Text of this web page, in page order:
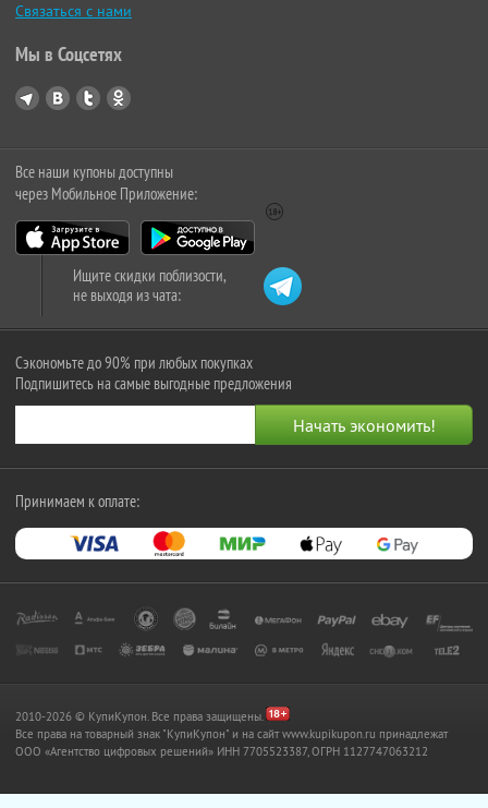
Связаться с нами
Мы в Соцсетях
Все наши купоны доступны
через Мобильное Приложение:
Ищите скидки поблизости,
не выходя из чата:
Сэкономьте до 90% при любых покупках
Подпишитесь на самые выгодные предложения
Принимаем к оплате:
2010-2026 © КупиКупон. Все права защищены.
Все права на товарный знак "КупиКупон" и на сайт www.kupikupon.ru принадлежат
OOO «Агентство цифровых решений» ИНН 7705523387, ОГРН 1127747063212